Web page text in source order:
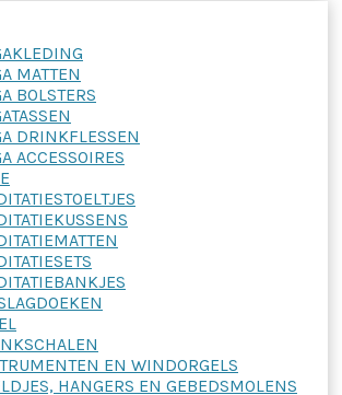
MATTEN
BOLSTERS
DRINKFLESSEN
ACCESSOIRES
EN WINDORGELS
HANGERS EN GEBEDSMOLENS